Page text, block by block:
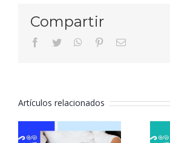
Compartir
facebooktwitter whatsapppinterestCorreo
Artículos relacionados